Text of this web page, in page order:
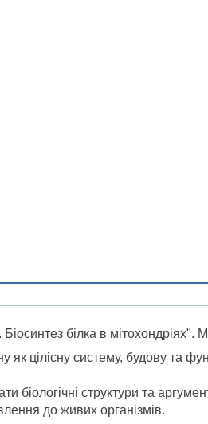
білка в мітохондріях".
цілісну систему, будову та
біологічні структури та
до живих організмів.